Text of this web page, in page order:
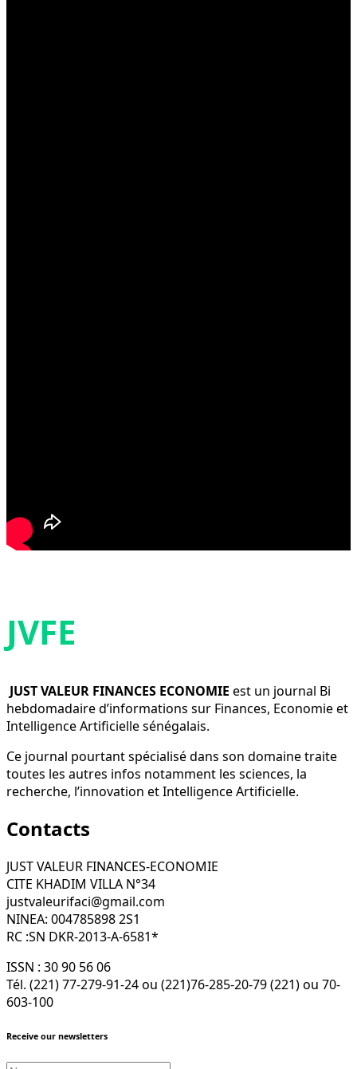
JVFE
JUST VALEUR FINANCES ECONOMIE est un journal Bi
hebdomadaire d’informations sur Finances, Economie et
Intelligence Artificielle sénégalais.
Ce journal pourtant spécialisé dans son domaine traite
toutes les autres infos notamment les sciences, la
recherche, l’innovation et Intelligence Artificielle.
Contacts
JUST VALEUR FINANCES-ECONOMIE
CITE KHADIM VILLA N°34
justvaleurifaci@gmail.com
NINEA: 004785898 2S1
RC :SN DKR-2013-A-6581*
ISSN : 30 90 56 06
Tél. (221) 77-279-91-24 ou (221)76-285-20-79 (221) ou 70-
603-100
Receive our newsletters